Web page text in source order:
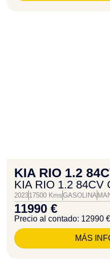
KIA RIO 1.2
KIA RIO 1.2 84CV
202317500 KmsGASOLINA
11990 €
Precio al contado: 12990 €
MÁS